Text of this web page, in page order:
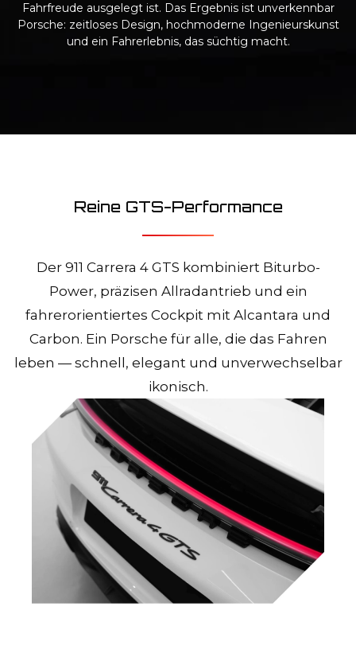
Fahrfreude ausgelegt ist. Das Ergebnis ist unverkennbar
Porsche: zeitloses Design, hochmoderne Ingenieurskunst
und ein Fahrerlebnis, das süchtig macht.
Reine GTS-Performance
Der 911 Carrera 4 GTS kombiniert Biturbo-
Power, präzisen Allradantrieb und ein
fahrerorientiertes Cockpit mit Alcantara und
Carbon. Ein Porsche für alle, die das Fahren
leben — schnell, elegant und unverwechselbar
ikonisch.